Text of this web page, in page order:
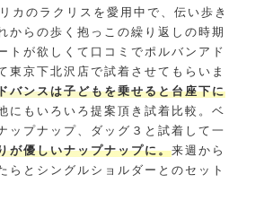
カのラクリスを愛用中で、伝い歩き
からの歩く抱っこの繰り返しの時期
トが欲しくて口コミでポルバンアド
東京下北沢店で試着させてもらいま
バンスは子どもを乗せると台座下に
にもいろいろ提案頂き試着比較。ベ
ップナップ、ダッグ３と試着して一
が優しいナップナップに。来週から
らとシングルショルダーとのセット